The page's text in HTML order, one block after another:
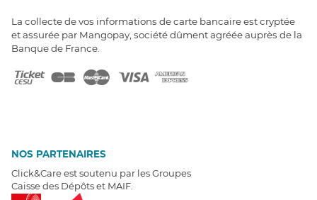
La collecte de vos informations de carte bancaire est cryptée
et assurée par Mangopay, société dûment agréée auprès de la
Banque de France.
NOS PARTENAIRES
Click&Care est soutenu par les Groupes
Caisse des Dépôts et MAIF.